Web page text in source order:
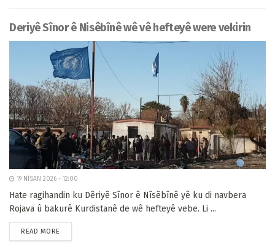
Deriyê Sînor ê Nisêbînê wê vê hefteyê were vekirin
19 NÎSAN 2026 - 12:00
Hate ragihandin ku Dêriyê Sînor ê Nîsêbînê yê ku di navbera
Rojava û bakurê Kurdistanê de wê hefteyê vebe. Li ...
READ MORE